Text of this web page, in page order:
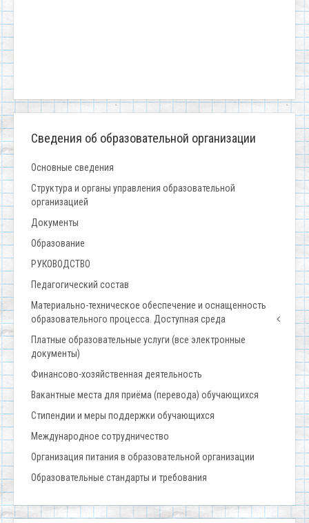
Сведения об образовательной организации
Основные сведения
Структура и органы управления образовательной
организацией
Документы
Образование
РУКОВОДСТВО
Педагогический состав
Материально-техническое обеспечение и оснащенность
образовательного процесса. Доступная среда
Платные образовательные услуги (все электронные
документы)
Финансово-хозяйственная деятельность
Вакантные места для приёма (перевода) обучающихся
Стипендии и меры поддержки обучающихся
Международное сотрудничество
Организация питания в образовательной организации
Образовательные стандарты и требования